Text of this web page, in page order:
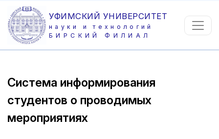
УФИМСКИЙ УНИВЕРСИТЕТ
науки и технологий
БИРСКИЙ ФИЛИАЛ
Система информирования
студентов о проводимых
мероприятиях